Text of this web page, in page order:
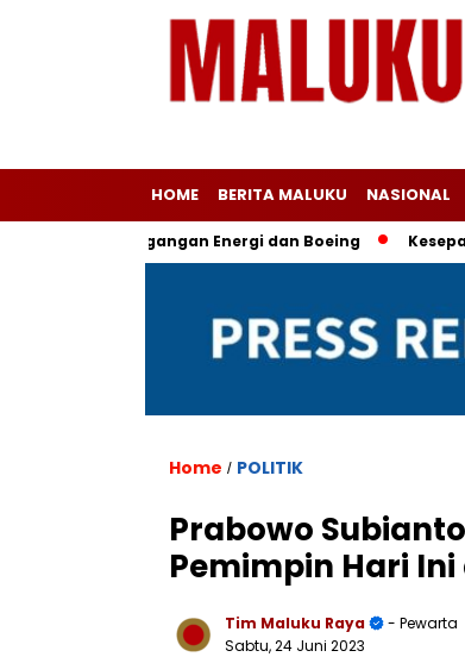
HOME BERITA MALUKU NASIONAL
Perdagangan Energi dan Boeing Kesepakatan
Home / POLITIK
Prabowo
Pemimpin Hari Ini
Tim Maluku Raya
- Pewarta
Sabtu, 24 Juni 2023